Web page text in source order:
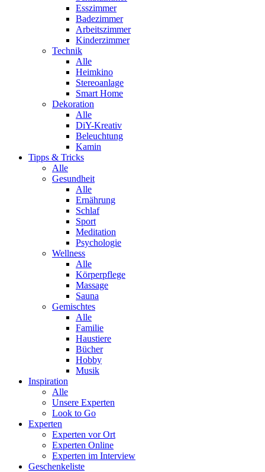
Esszimmer
Badezimmer
Arbeitszimmer
Kinderzimmer
Technik
Alle
Heimkino
Stereoanlage
Smart Home
Dekoration
Alle
DiY-Kreativ
Beleuchtung
Kamin
Tipps & Tricks
Alle
Gesundheit
Alle
Ernährung
Schlaf
Sport
Meditation
Psychologie
Wellness
Alle
Körperpflege
Massage
Sauna
Gemischtes
Alle
Familie
Haustiere
Bücher
Hobby
Musik
Inspiration
Alle
Unsere Experten
Look to Go
Experten
Experten vor Ort
Experten Online
Experten im Interview
Geschenkeliste